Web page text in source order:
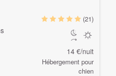
(21)
14 €/nuit
Hébergement pour
chien